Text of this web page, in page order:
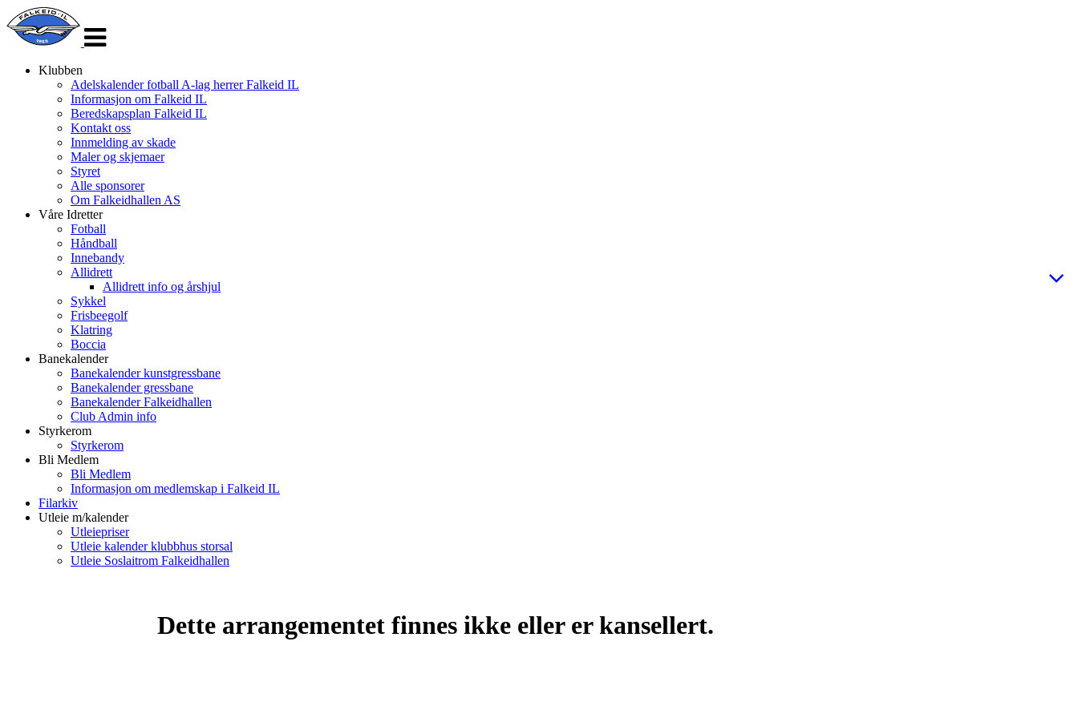
navigasjon
Klubben
Adelskalender fotball A-lag herrer Falkeid IL
Informasjon om Falkeid IL
Beredskapsplan Falkeid IL
Kontakt oss
Innmelding av skade
Maler og skjemaer
Styret
Alle sponsorer
Om Falkeidhallen AS
Våre Idretter
Fotball
Håndball
Innebandy
Allidrett
Allidrett info og årshjul
Sykkel
Frisbeegolf
Klatring
Boccia
Banekalender
Banekalender kunstgressbane
Banekalender gressbane
Banekalender Falkeidhallen
Club Admin info
Styrkerom
Styrkerom
Bli Medlem
Bli Medlem
Informasjon om medlemskap i Falkeid IL
Filarkiv
Utleie m/kalender
Utleiepriser
Utleie kalender klubbhus storsal
Utleie Soslaitrom Falkeidhallen
Dette arrangementet finnes ikke eller er kansellert.